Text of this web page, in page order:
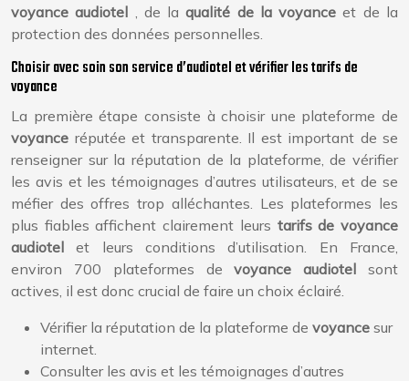
voyance audiotel , de laqualité de la voyanceet de la
protection des données personnelles.
Choisir avec soin son service d’audiotel et vérifier les tarifs de
voyance
La première étape consiste à choisir une plateforme de
voyance réputée et transparente. Il est important de se
renseigner sur la réputation de la plateforme, de vérifier
les avis et les témoignages d’autres utilisateurs, et de se
méfier des offres trop alléchantes. Les plateformes les
plus fiables affichent clairement leurs tarifs de voyance
audiotelet leurs conditions d’utilisation. En France,
environ 700 plateformes devoyance audiotelsont
actives, il est donc crucial de faire un choix éclairé.
Vérifier la réputation de la plateforme de voyance sur
internet.
Consulter les avis et les témoignages d’autres